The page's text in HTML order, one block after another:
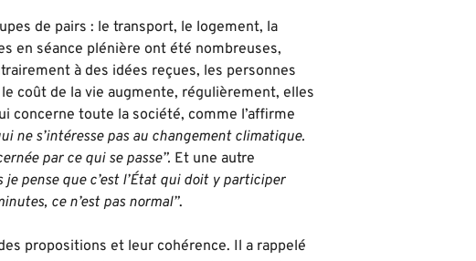
de pairs : le transport, le logement, la
en séance plénière ont été nombreuses,
à des idées reçues, les personnes
coût de la vie augmente, régulièrement, elles
concerne toute la société, comme l’affirme
ne s’intéresse pas au changement climatique.
par ce qui se passe”. Et une autre
pense que c’est l’État qui doit y participer
ce n’est pas normal”.
propositions et leur cohérence. Il a rappelé